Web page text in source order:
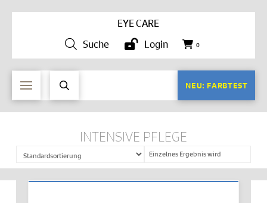
EYE CARE
Suche
Login 0
NEU: FARBTEST
INTENSIVE PFLEGE
Einzelnes Ergebnis wird
angezeigt